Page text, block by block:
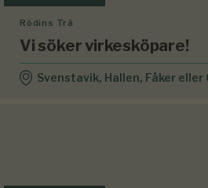
Rödins Trä
Vi söker virkesköpare!
Svenstavik, Hallen, Fåker eller